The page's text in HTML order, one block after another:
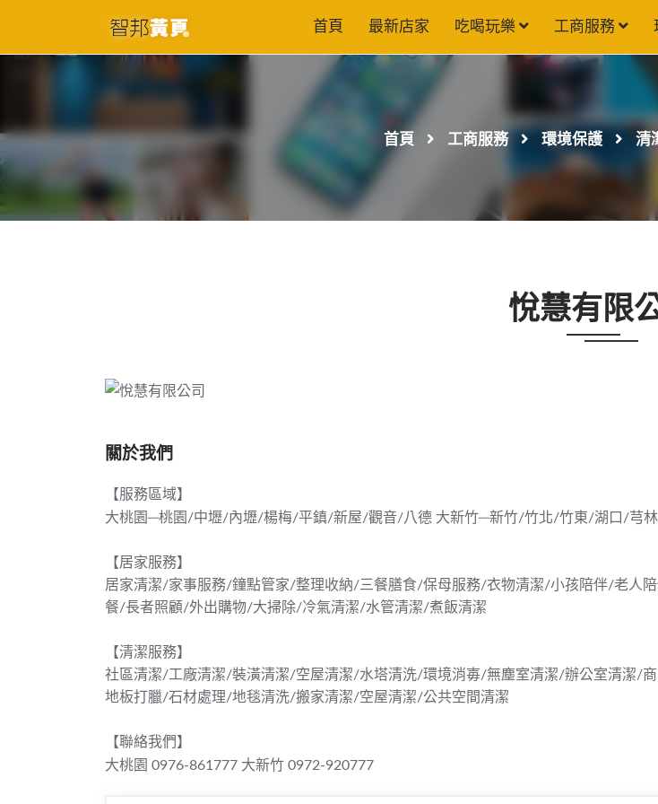
首頁 最新店家 吃喝玩樂 工商服務
首頁 工商服務 環境保護 清
悅慧有限
關於我們
【服務區域】
大桃園─桃園/中壢/內壢/楊梅/平鎮/新屋/觀音/八德 大新竹─新竹/竹北/竹東/湖口/芎
【居家服務】
居家清潔/家事服務/鐘點管家/整理收納/三餐膳食/保母服務/衣物清潔/小孩陪伴/老人
餐/長者照顧/外出購物/大掃除/冷氣清潔/水管清潔/煮飯清潔
【清潔服務】
社區清潔/工廠清潔/裝潢清潔/空屋清潔/水塔清洗/環境消毐/無塵室清潔/辦公室清潔/
地板打臘/石材處理/地毯清洗/搬家清潔/空屋清潔/公共空間清潔
【聯絡我們】
大桃園 0976-861777 大新竹 0972-920777